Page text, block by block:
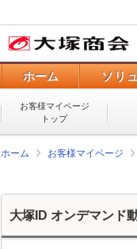
ホーム ソリ
お客様マイページ
トップ
ホーム お客様マイページ
大塚ID オンデマンド